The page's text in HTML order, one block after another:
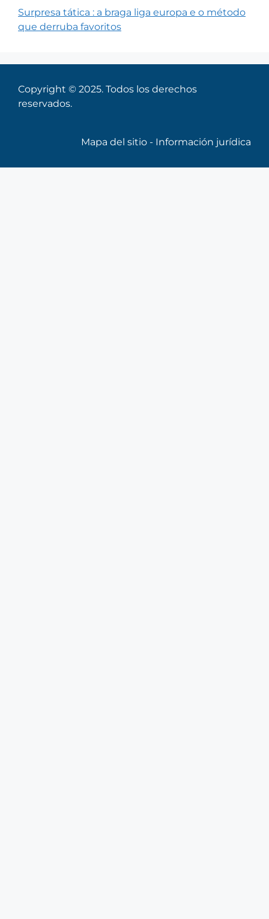
Surpresa tática : a braga liga europa e o método
que derruba favoritos
Copyright © 2025. Todos los derechos
reservados.
Mapa del sitio - Información jurídica